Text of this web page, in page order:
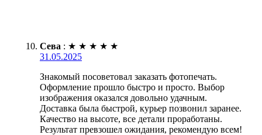
Сева : ★ ★ ★ ★ ★
31.05.2025
Знакомый посоветовал заказать фотопечать.
Оформление прошло быстро и просто. Выбор
изображения оказался довольно удачным.
Доставка была быстрой, курьер позвонил заранее.
Качество на высоте, все детали проработаны.
Результат превзошел ожидания, рекомендую всем!